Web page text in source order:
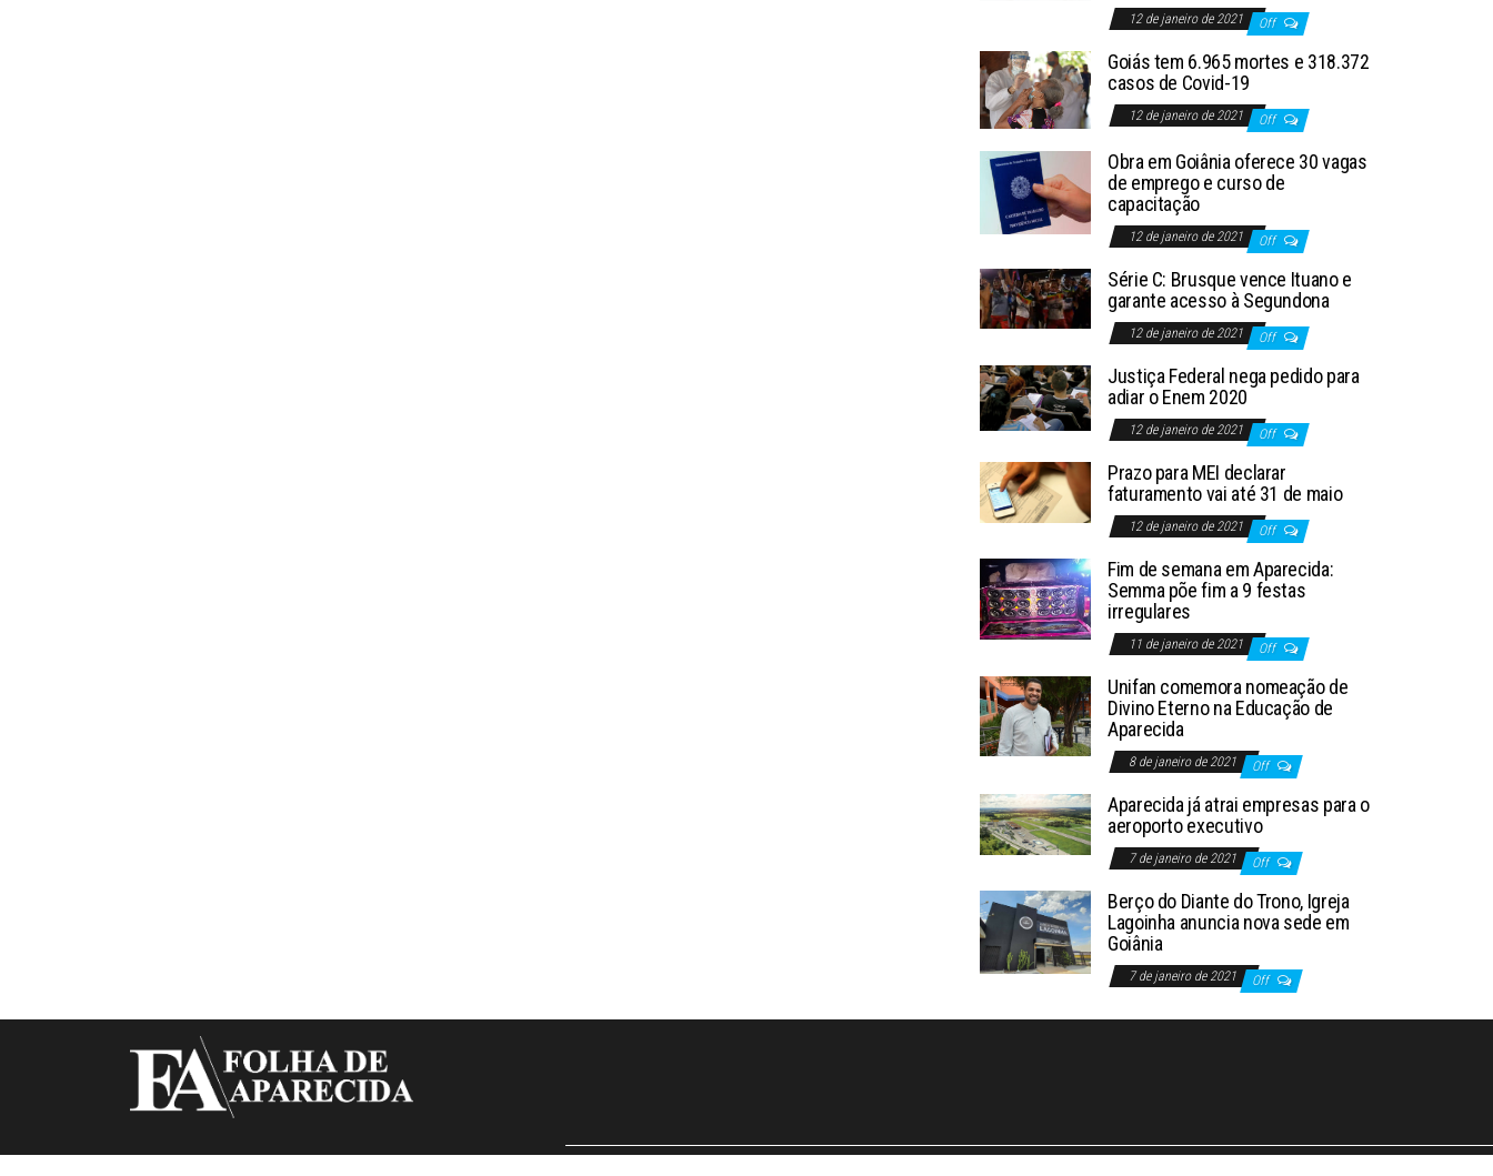
12 de janeiro de 2021 Off
Goiás tem 6.965 mortes e 318.372
casos de Covid-19
12 de janeiro de 2021 Off
Obra em Goiânia oferece 30 vagas
de emprego e curso de
capacitação
12 de janeiro de 2021 Off
Série C: Brusque vence Ituano e
garante acesso à Segundona
12 de janeiro de 2021 Off
Justiça Federal nega pedido para
adiar o Enem 2020
12 de janeiro de 2021 Off
Prazo para MEI declarar
faturamento vai até 31 de maio
12 de janeiro de 2021 Off
Fim de semana em Aparecida:
Semma põe fim a 9 festas
irregulares
11 de janeiro de 2021 Off
Unifan comemora nomeação de
Divino Eterno na Educação de
Aparecida
8 de janeiro de 2021 Off
Aparecida já atrai empresas para o
aeroporto executivo
7 de janeiro de 2021 Off
Berço do Diante do Trono, Igreja
Lagoinha anuncia nova sede em
Goiânia
7 de janeiro de 2021 Off